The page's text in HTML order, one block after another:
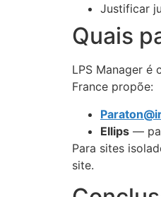
Justificar
Quais
LPS Manager é
France propõe:
Ellips —
Para sites
site.